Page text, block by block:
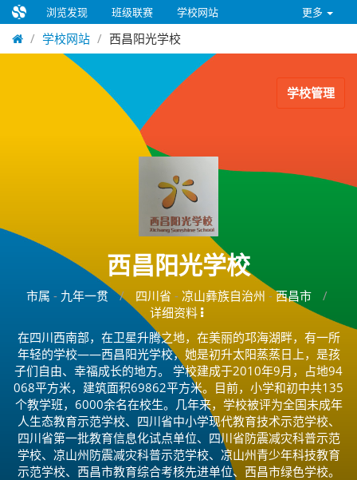
更多
浏览发现 班级联赛 学校网站
学校网站 西昌阳光学校
学校管理
西昌阳光学校
市属 - 九年一贯 / 四川省 - 凉山彝族自治州 -西昌市
/
详细资料
在四川西南部，在卫星升腾之地，在美丽的邛海湖畔，有一所
年轻的学校——西昌阳光学校，她是初升太阳蒸蒸日上，是孩
子们自由、幸福成长的地方。 学校建成于2010年9月，占地94
068平方米，建筑面积69862平方米。目前，小学和初中共135
个教学班，6000余名在校生。几年来，学校被评为全国未成年
人生态教育示范学校、四川省中小学现代教育技术示范学校、
四川省第一批教育信息化试点单位、四川省防震减灾科普示范
学校、凉山州防震减灾科普示范学校、凉山州青少年科技教育
示范学校、西昌市教育综合考核先进单位、西昌市绿色学校。